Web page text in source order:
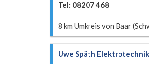
Tel: 08207 468
8 km Umkreis von Baar
Uwe Späth Elektrotechnik